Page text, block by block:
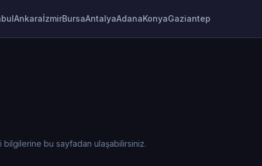
AnkaraİzmirBursaAntalyaAdanaKonyaGaziantep
bu sayfadan ulaşabilirsiniz.